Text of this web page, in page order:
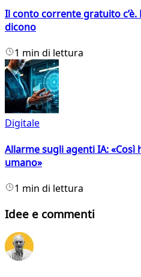
Il conto corrente gratuito c’è.
dicono
1 min di lettura
Digitale
Allarme sugli agenti IA:
umano»
1 min di lettura
Idee e commenti